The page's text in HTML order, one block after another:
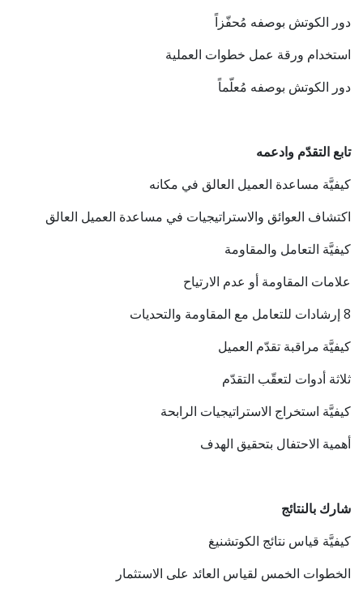
دور الكوتش بوصفه مُحفّزاً
استخدام ورقة عمل خطوات العملية
دور الكوتش بوصفه مُعلّماً
تابع التقدّم وادعمه
كيفيَّة مساعدة العميل العالق في مكانه
اكتشاف العوائق والاستراتيجيات في مساعدة العميل العالق
كيفيَّة التعامل والمقاومة
علامات المقاومة أو عدم الارتياح
8 إرشادات للتعامل مع المقاومة والتحديات
كيفيَّة مراقبة تقدّم العميل
ثلاثة أدوات لتعقّب التقدّم
كيفيَّة استخراج الاستراتيجيات الرابحة
أهمية الاحتفال بتحقيق الهدف
شارك بالنتائج
كيفيَّة قياس نتائج الكوتشنيغ
الخطوات الخمس لقياس العائد على الاستثمار